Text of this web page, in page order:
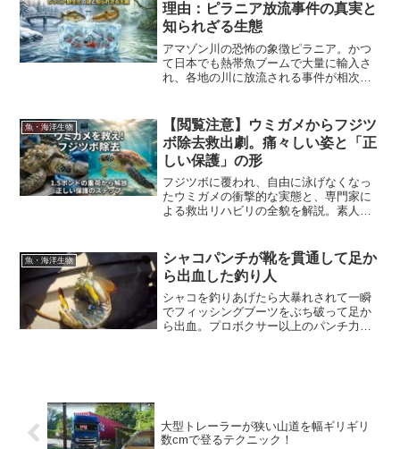
理由：ピラニア放流事件の真実と
知られざる生態
アマゾン川の恐怖の象徴ピラニア。かつ
て日本でも熱帯魚ブームで大量に輸入さ
れ、各地の川に放流される事件が相次ぎ
水温、天敵、そして意外な「臆病な素
顔」まで、専門的な視点で徹底解説しま
す。
魚・海洋生物
【閲覧注意】ウミガメからフジツ
ボ除去救出劇。痛々しい姿と「正
しい保護」の形
フジツボに覆われ、自由に泳げなくなっ
たウミガメの衝撃的な実態と、専門家に
よる救出リハビリの全貌を解説。素人判
魚・海洋生物
シャコパンチが靴を貫通して足か
ら出血した釣り人
シャコを釣りあげたら大暴れされて一瞬
でフィッシングブーツをぶち破って足か
ら出血。プロボクサー以上のパンチ力と
大型トレーラーが狭い山道を幅ギリギリ
数cmで登るテクニック！